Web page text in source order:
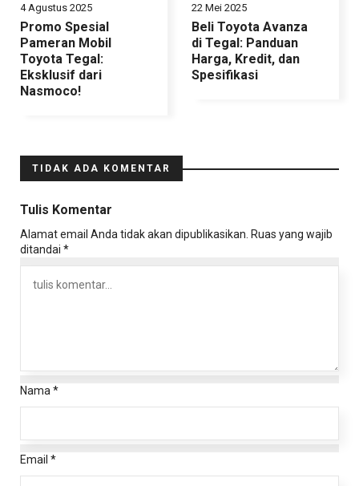
4 Agustus 2025
Promo Spesial
Pameran Mobil
Toyota Tegal:
Eksklusif dari
Nasmoco!
22 Mei 2025
Beli Toyota Avanza
di Tegal: Panduan
Harga, Kredit, dan
Spesifikasi
TIDAK ADA KOMENTAR
Tulis Komentar
Alamat email Anda tidak akan dipublikasikan. Ruas yang wajib
ditandai *
Nama *
Email *